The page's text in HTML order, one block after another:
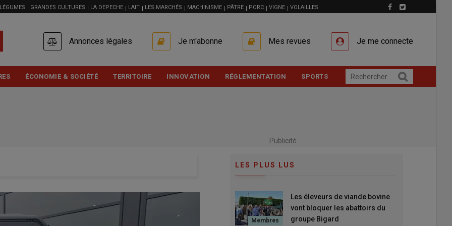
GRANDES CULTURES LA DEPECHE LAIT LES MARCHÉS MACHINISME PÂTRE PORC VIGNE VOLAILLES
ACCOUNT
Annonces légales Je m'abonne Mes revues Je me connecte
ÉCONOMIE & SOCIÉTÉ TERRITOIRE INNOVATION RÉGLEMENTATION SPORTS
Publicité
LES PLUS LUS
Les éleveurs de viande bovine
vont bloquer les abattoirs du
groupe Bigard